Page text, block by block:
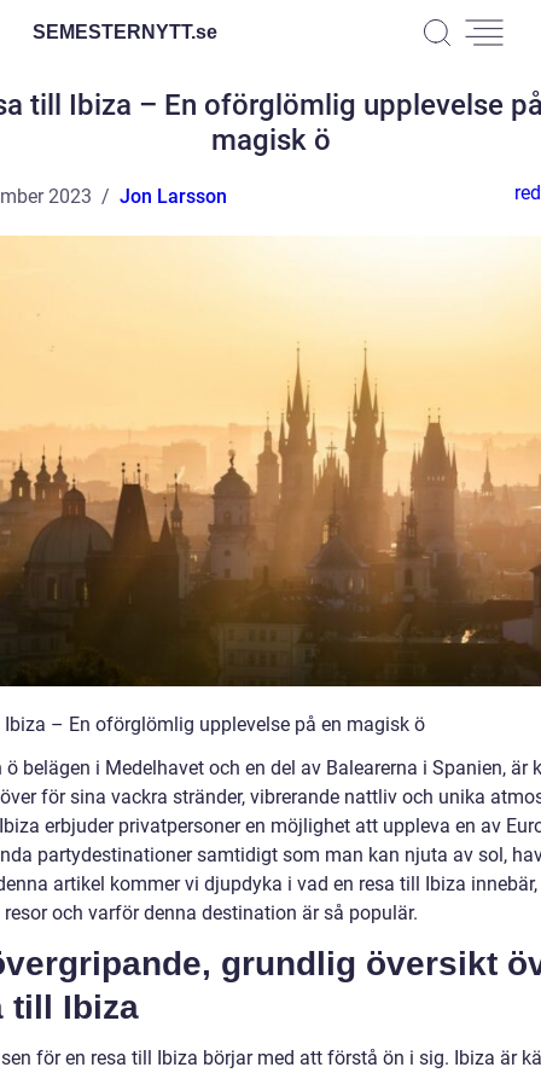
SEMESTERNYTT.se
till Ibiza – En oförglömlig upplevelse
magisk ö
2023 Jon Larsson
Ibiza – En oförglömlig upplevelse på en magisk ö
ö belägen i Medelhavet och en del av Balearerna i Spanien, är
för sina vackra stränder, vibrerande nattliv och unika
erbjuder privatpersoner en möjlighet att uppleva en av
partydestinationer samtidigt som man kan njuta av sol,
artikel kommer vi djupdyka i vad en resa till Ibiza
resor och varför denna destination är så populär.
grundlig översikt
till Ibiza
för en resa till Ibiza börjar med att förstå ön i sig. Ibiza är